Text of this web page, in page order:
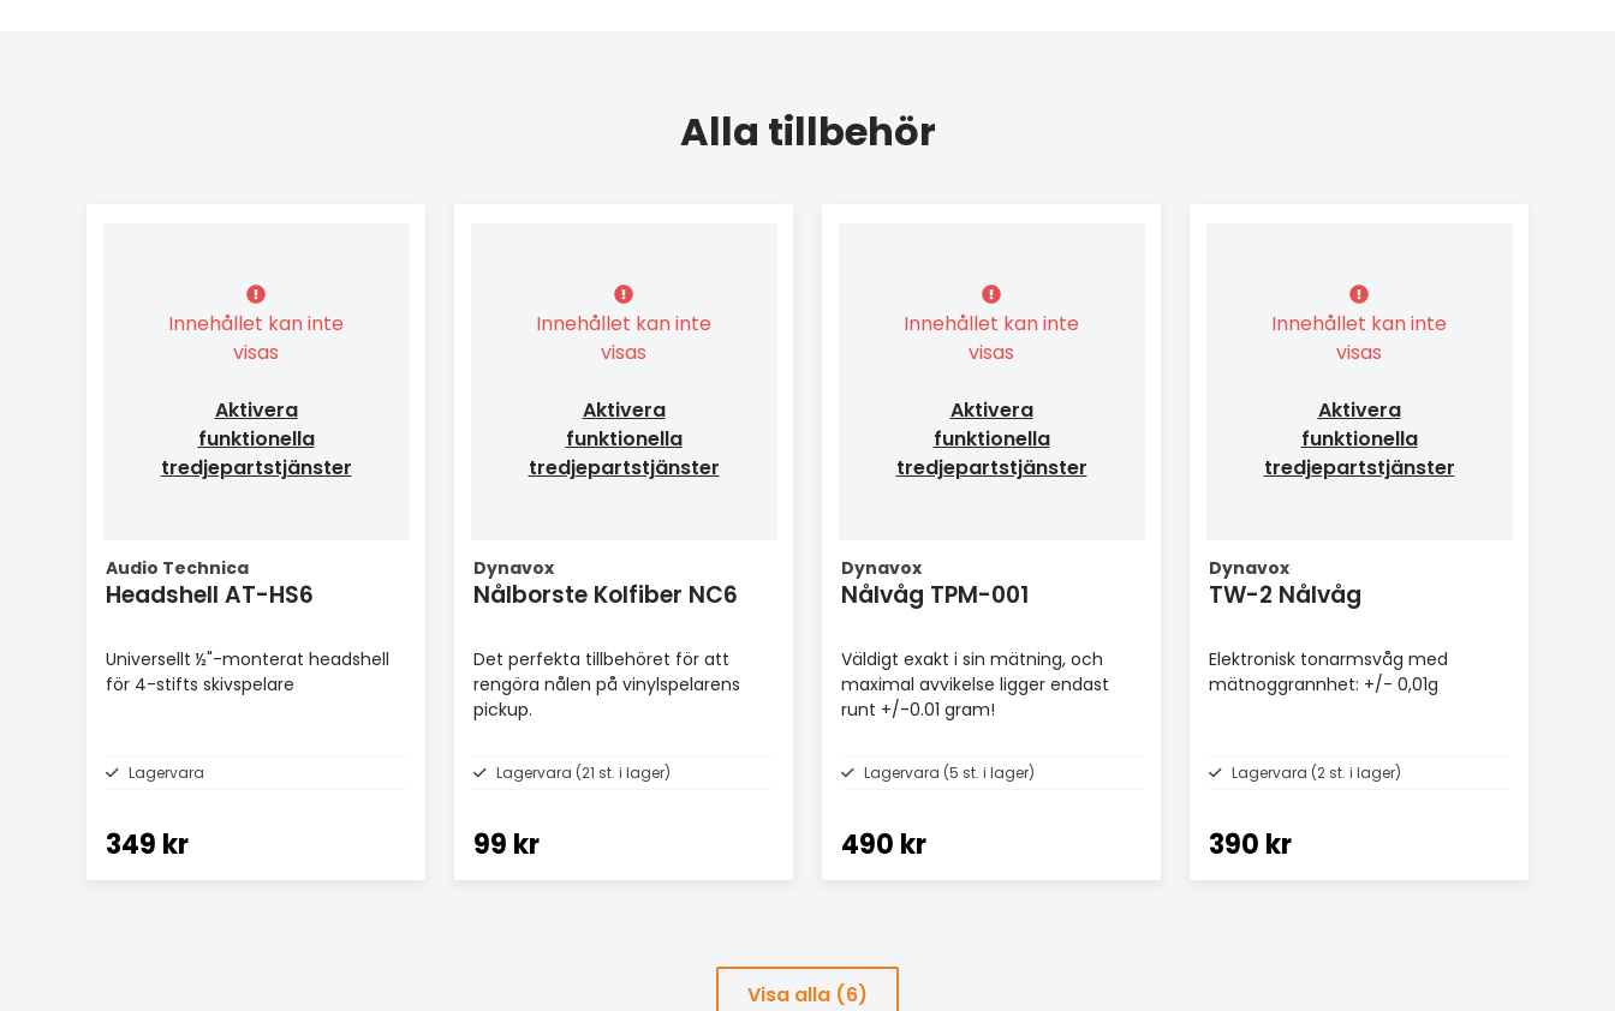
Alla tillbehör
Innehållet kan inte
visas
Aktivera
funktionella
tredjepartstjänster
Audio Technica
Headshell AT-HS6
Universellt ½"-monterat headshell
för 4-stifts skivspelare
Lagervara
349 kr
Innehållet kan inte
visas
Aktivera
funktionella
tredjepartstjänster
Dynavox
Nålborste Kolfiber NC6
Det perfekta tillbehöret för att
rengöra nålen på vinylspelarens
pickup.
Lagervara (21 st. i lager)
99 kr
Innehållet kan inte
visas
Aktivera
funktionella
tredjepartstjänster
Dynavox
Nålvåg TPM-001
Väldigt exakt i sin mätning, och
maximal avvikelse ligger endast
runt +/-0.01 gram!
Lagervara (5 st. i lager)
490 kr
Innehållet kan inte
visas
Aktivera
funktionella
tredjepartstjänster
Dynavox
TW-2 Nålvåg
Elektronisk tonarmsvåg med
mätnoggrannhet: +/- 0,01g
Lagervara (2 st. i lager)
390 kr
Visa alla (6)